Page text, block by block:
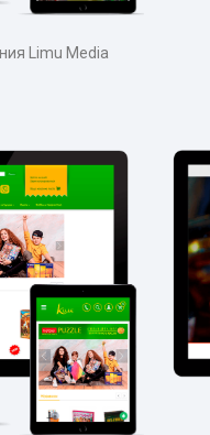
Limu Media